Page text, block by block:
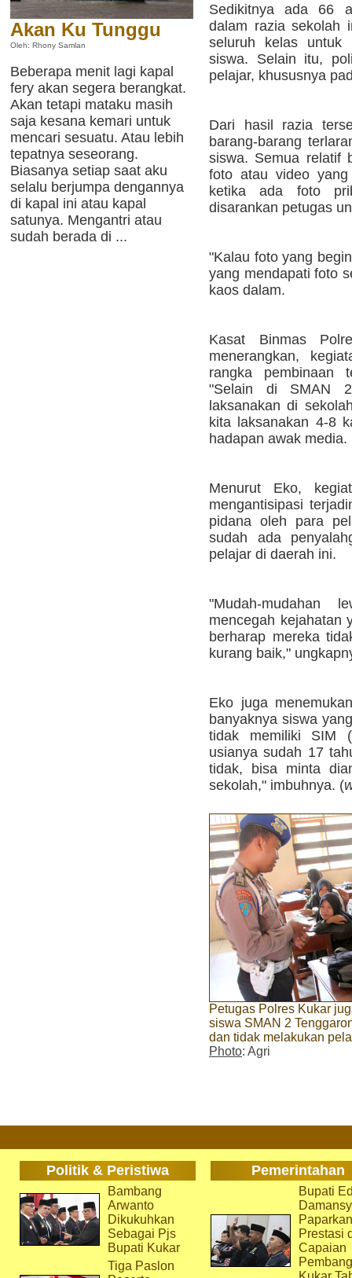
Akan Ku Tunggu
Oleh: Rhony Samlan
Beberapa menit lagi kapal
fery akan segera berangkat.
Akan tetapi mataku masih
saja kesana kemari untuk
mencari sesuatu. Atau lebih
tepatnya seseorang.
Biasanya setiap saat aku
selalu berjumpa dengannya
di kapal ini atau kapal
satunya. Mengantri atau
sudah berada di ...
Sedikitnya ada 66
dalam razia sekolah
seluruh kelas untuk
siswa. Selain itu,
pelajar, khususnya
Dari hasil razia
barang-barang
siswa. Semua relatif
foto atau video
ketika ada foto
disarankan petugas
"Kalau foto yang
yang mendapati foto
kaos dalam.
Kasat Binmas
menerangkan,
rangka pembinaan
"Selain di SMAN
laksanakan di
kita laksanakan 4-8
hadapan awak media.
Menurut Eko,
mengantisipasi
pidana oleh para
sudah ada
pelajar di daerah ini.
"Mudah-mudahan
mencegah kejahatan
berharap mereka
kurang baik,"
Eko juga
banyaknya siswa
tidak memiliki SIM
usianya sudah 17
tidak, bisa minta
sekolah," imbuhnya. (
Petugas Polres Kukar
siswa SMAN 2
dan tidak melakukan
Photo: Agri
Politik & Peristiwa Pemerintahan
Bambang
Arwanto
Dikukuhkan
Sebagai Pjs
Bupati Kukar
Tiga Paslon
Bupati
Paparkan
Prestasi
Capaian